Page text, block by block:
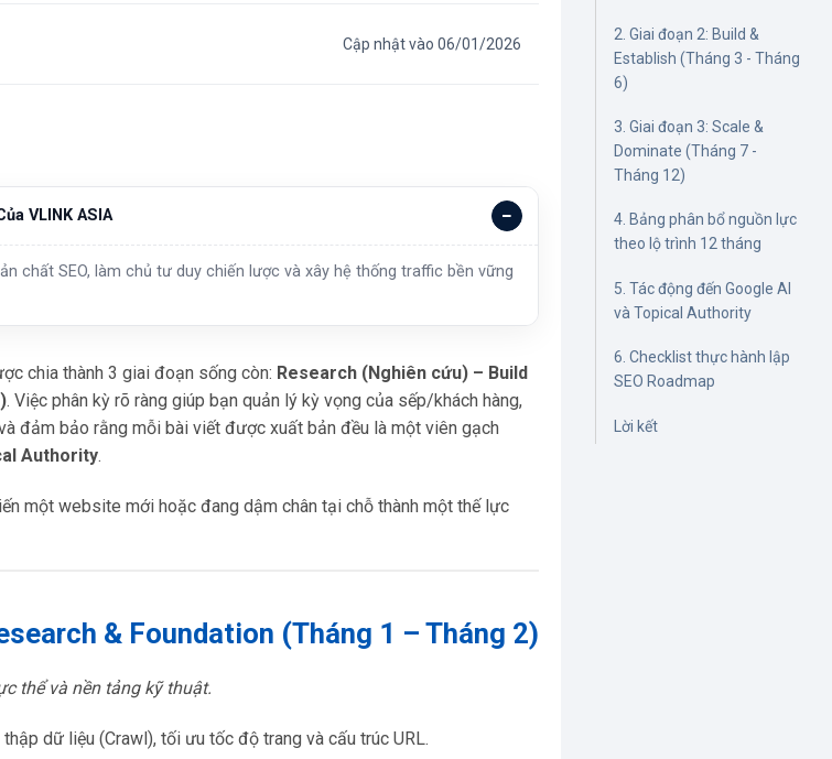
Cập nhật vào 06/01/2026
VLINK ASIA
chất SEO, làm chủ tư duy chiến lược và xây hệ thống traffic bền vững
chia thành 3 giai đoạn sống còn: Research (Nghiên cứu) – Build
. Việc phân kỳ rõ ràng giúp bạn quản lý kỳ vọng của sếp/khách hàng,
đảm bảo rằng mỗi bài viết được xuất bản đều là một viên gạch
Authority.
một website mới hoặc đang dậm chân tại chỗ thành một thế lực
& Foundation (Tháng 1 – Tháng 2)
thể và nền tảng kỹ thuật.
dữ liệu (Crawl), tối ưu tốc độ trang và cấu trúc URL.
2. Giai đoạn 2: Build &
Establish (Tháng 3 - Tháng
6)
3. Giai đoạn 3: Scale &
Dominate (Tháng 7 -
Tháng 12)
4. Bảng phân bổ nguồn lực
theo lộ trình 12 tháng
5. Tác động đến Google AI
và Topical Authority
6. Checklist thực hành lập
SEO Roadmap
Lời kết